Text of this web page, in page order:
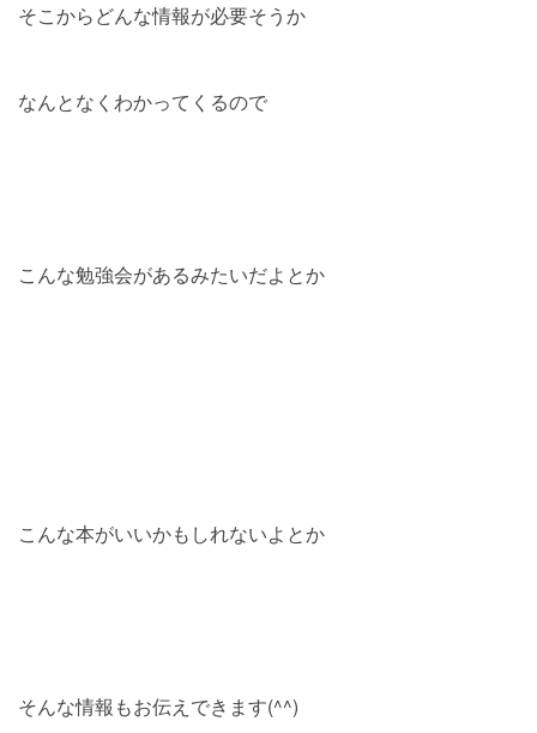
そこからどんな情報が必要そうか
なんとなくわかってくるので
こんな勉強会があるみたいだよとか
こんな本がいいかもしれないよとか
そんな情報もお伝えできます(^^)